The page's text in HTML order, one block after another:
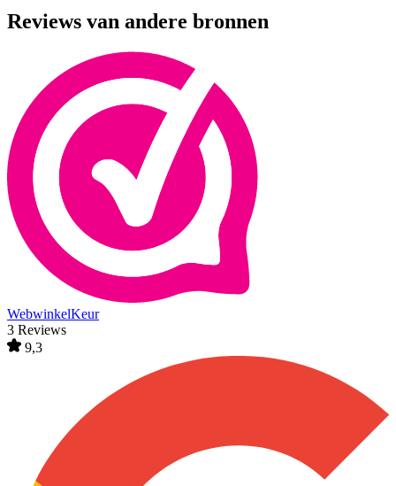
Reviews van andere bronnen
WebwinkelKeur
3 Reviews
9,3